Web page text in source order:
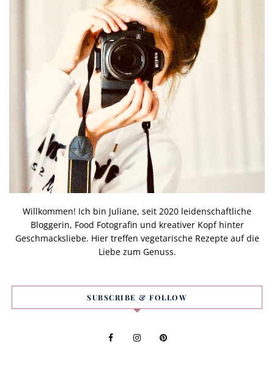
Willkommen! Ich bin Juliane, seit 2020 leidenschaftliche
Bloggerin, Food Fotografin und kreativer Kopf hinter
Geschmacksliebe. Hier treffen vegetarische Rezepte auf die
Liebe zum Genuss.
SUBSCRIBE & FOLLOW